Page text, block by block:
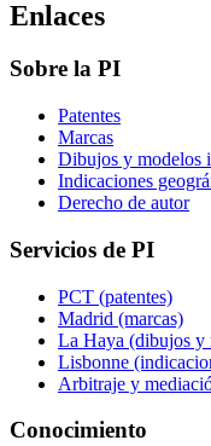
Enlaces
Sobre la PI
Patentes
Marcas
Dibujos y modelos
Indicaciones
Derecho de autor
Servicios de PI
PCT (patentes)
Madrid (marcas)
La Haya (dibujos y
Lisbonne
Arbitraje y
Conocimiento